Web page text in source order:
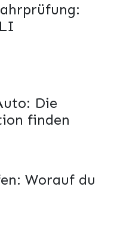
Die
finden
Worauf du